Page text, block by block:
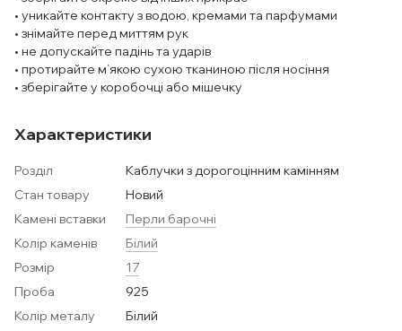
• уникайте контакту з водою, кремами та парфумами
• знімайте перед миттям рук
• не допускайте падінь та ударів
• протирайте м’якою сухою тканиною після носіння
• зберігайте у коробочці або мішечку
Характеристики
Розділ
Каблучки з дорогоцінним камінням
Стан товару
Новий
Камені вставки
Перли барочні
Колір каменів
Білий
Розмір
17
Проба
925
Колір металу
Білий